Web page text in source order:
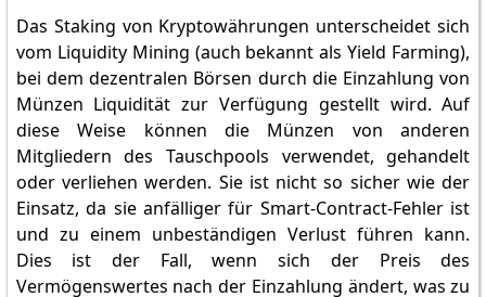
Das Staking von Kryptowährungen unterscheidet sich
vom Liquidity Mining (auch bekannt als Yield Farming),
bei dem dezentralen Börsen durch die Einzahlung von
Münzen Liquidität zur Verfügung gestellt wird. Auf
diese Weise können die Münzen von anderen
Mitgliedern des Tauschpools verwendet, gehandelt
oder verliehen werden. Sie ist nicht so sicher wie der
Einsatz, da sie anfälliger für Smart-Contract-Fehler ist
und zu einem unbeständigen Verlust führen kann.
Dies ist der Fall, wenn sich der Preis des
Vermögenswertes nach der Einzahlung ändert, was zu